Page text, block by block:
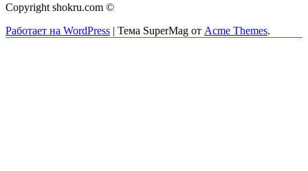
Copyright shokru.com ©
Работает на WordPress | Тема SuperMag от Acme Themes.